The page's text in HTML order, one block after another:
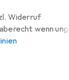
Widerruf
wenn